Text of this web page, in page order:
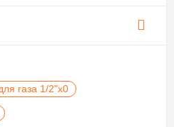
газа 1/2"х0